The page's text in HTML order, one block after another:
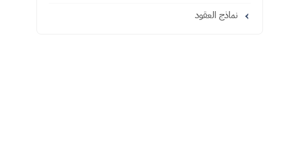
نماذج العقود